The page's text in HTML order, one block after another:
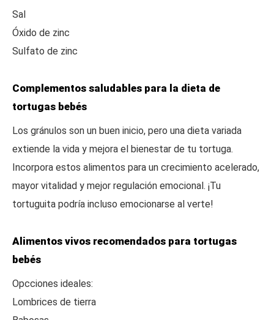
Sal
Óxido de zinc
Sulfato de zinc
Complementos saludables para la dieta de
tortugas bebés
Los gránulos son un buen inicio, pero una dieta variada
extiende la vida y mejora el bienestar de tu tortuga.
Incorpora estos alimentos para un crecimiento acelerado,
mayor vitalidad y mejor regulación emocional. ¡Tu
tortuguita podría incluso emocionarse al verte!
Alimentos vivos recomendados para tortugas
bebés
Opcciones ideales:
Lombrices de tierra